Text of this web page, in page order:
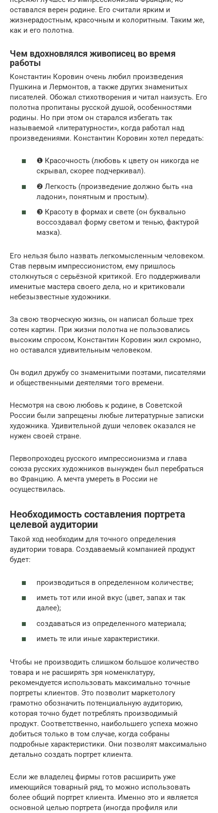
оставался верен родине. Его считали ярким и
жизнерадостным, красочным и колоритным. Таким же,
как и его полотна.
Чем вдохновлялся живописец во время
работы
Константин Коровин очень любил произведения
Пушкина и Лермонтов, а также других знаменитых
писателей. Обожал стихотворения и читал наизусть. Его
полотна пропитаны русской душой, особенностями
родины. Но при этом он старался избегать так
называемой «литературности», когда работал над
произведениями. Константин Коровин хотел передать:
❶ Красочность (любовь к цвету он никогда не
скрывал, скорее подчеркивал).
❷ Легкость (произведение должно быть «на
ладони», понятным и простым).
❸ Красоту в формах и свете (он буквально
воссоздавал форму светом и тенью, фактурой
мазка).
Его нельзя было назвать легкомысленным человеком.
Став первым импрессионистом, ему пришлось
столкнуться с серьёзной критикой. Его поддерживали
именитые мастера своего дела, но и критиковали
небезызвестные художники.
За свою творческую жизнь, он написал больше трех
сотен картин. При жизни полотна не пользовались
высоким спросом, Константин Коровин жил скромно,
но оставался удивительным человеком.
Он водил дружбу со знаменитыми поэтами, писателями
и общественными деятелями того времени.
Несмотря на свою любовь к родине, в Советской
России были запрещены любые литературные записки
художника. Удивительной души человек оказался не
нужен своей стране.
Первопроходец русского импрессионизма и глава
союза русских художников вынужден был перебраться
во Францию. А мечта умереть в России не
осуществилась.
Необходимость составления портрета
целевой аудитории
Такой ход необходим для точного определения
аудитории товара. Создаваемый компанией продукт
будет:
производиться в определенном количестве;
иметь тот или иной вкус (цвет, запах и так
далее);
создаваться из определенного материала;
иметь те или иные характеристики.
Чтобы не производить слишком большое количество
товара и не расширять зря номенклатуру,
рекомендуется использовать максимально точные
портреты клиентов. Это позволит маркетологу
грамотно обозначить потенциальную аудиторию,
которая точно будет потреблять производимый
продукт. Соответственно, наибольшего успеха можно
добиться только в том случае, когда собраны
подробные характеристики. Они позволят максимально
детально создать портрет клиента.
Если же владелец фирмы готов расширить уже
имеющийся товарный ряд, то можно использовать
более общий портрет клиента. Именно это и является
основной целью портрета (иногда профиля или